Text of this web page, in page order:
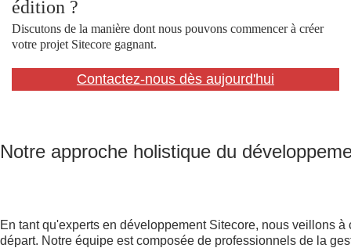
édition ?
Discutons de la manière dont nous pouvons commencer à créer
votre projet Sitecore gagnant.
Contactez-nous dès aujourd'hui
Notre approche holistique du
En tant qu'experts en développement Sitecore, nous veillons
départ. Notre équipe est composée de professionnels de la